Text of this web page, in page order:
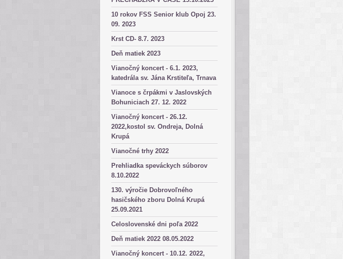
10 rokov FSS Senior klub Opoj 23.
09. 2023
Krst CD- 8.7. 2023
Deň matiek 2023
Vianočný koncert - 6.1. 2023,
katedrála sv. Jána Krstiteľa, Trnava
Vianoce s črpákmi v Jaslovských
Bohuniciach 27. 12. 2022
Vianočný koncert - 26.12.
2022,kostol sv. Ondreja, Dolná
Krupá
Vianočné trhy 2022
Prehliadka speváckych súborov
8.10.2022
130. výročie Dobrovoľného
hasičského zboru Dolná Krupá
25.09.2021
Celoslovenské dni poľa 2022
Deň matiek 2022 08.05.2022
Vianočný koncert - 10.12. 2022,